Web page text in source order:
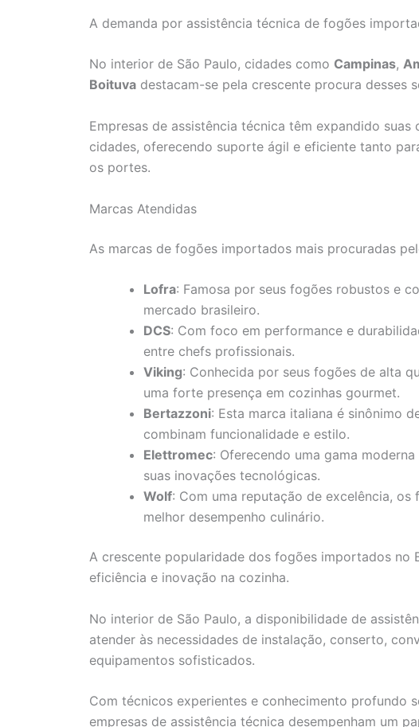
A demanda por assistência técnica de fogões
No interior de São Paulo, cidades como Campinas,
Boituva destacam-se pela crescente procura desses
Empresas de assistência técnica têm expandido
cidades, oferecendo suporte ágil e eficiente tanto
os portes.
Marcas Atendidas
As marcas de fogões importados mais procuradas
Lofra: Famosa por seus fogões robustos e
mercado brasileiro.
DCS: Com foco em performance e
entre chefs profissionais.
Viking: Conhecida por seus fogões de alta
uma forte presença em cozinhas gourmet.
Bertazzoni: Esta marca italiana é sinônimo
combinam funcionalidade e estilo.
Elettromec: Oferecendo uma gama
suas inovações tecnológicas.
Wolf: Com uma reputação de excelência,
melhor desempenho culinário.
A crescente popularidade dos fogões importados no
eficiência e inovação na cozinha.
No interior de São Paulo, a disponibilidade de
atender às necessidades de instalação, conserto,
equipamentos sofisticados.
Com técnicos experientes e conhecimento profundo
empresas de assistência técnica desempenham um